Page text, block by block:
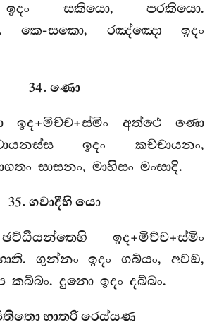
ඉදං සකියො, පරකියො.
කෙ-සකො, රඤ්ඤො ඉදං
34. ණො
ඉද+මිච්ච+ස්මිං අත්ථෙ ණො
ඉදං කච්චායනං,
සාසනං, මාහිසං මංසාදි.
35. ගවාදීහි යො
ඉද+මිච්ච+ස්මිං
ගුන්නං ඉදං ගබ්යං, අවඞ,
කබ්බං. දුනො ඉදං දබ්බං.
භාතරි රෙය්යණ